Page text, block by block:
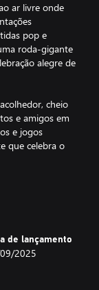
ar livre onde
pop e
roda-gigante
alegre de
cheio
e amigos em
e jogos
que celebra o
em duas
estourando
busca!
por Katia
de lançamento
2025